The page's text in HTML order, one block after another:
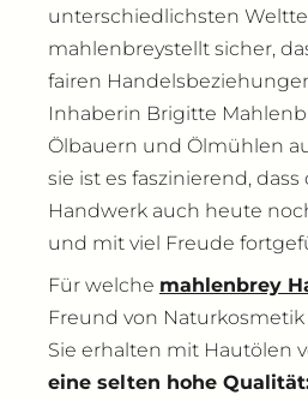
unterschiedlichsten
mahlenbreystellt sicher,
fairen
Inhaberin Brigitte
Ölbauern und Ölmühlen
sie ist es faszinierend, dass
Handwerk auch heute
und mit viel Freude
Für welche mahlenbrey
Freund von
Sie erhalten mit Hautölen
eine selten hohe